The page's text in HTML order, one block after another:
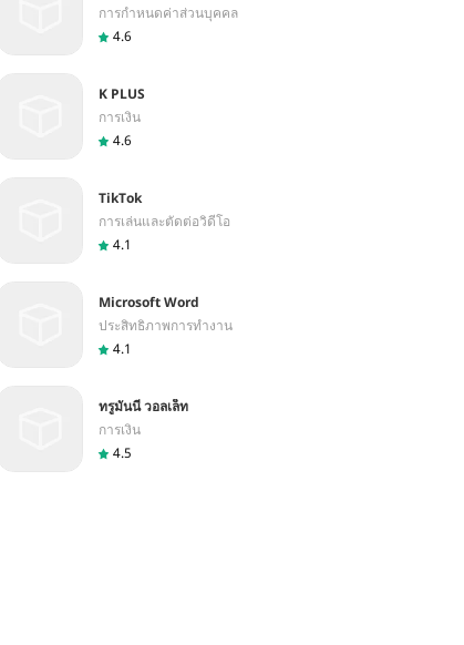
การกำหนดค่าส่วนบุคคล
4.6
K PLUS
การเงิน
4.6
TikTok
การเล่นและตัดต่อวิดีโอ
4.1
Microsoft Word
ประสิทธิภาพการทำงาน
4.1
ทรูมันนี่ วอลเล็ท
การเงิน
4.5